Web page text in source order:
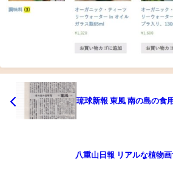
琉球新報 東風 南の島の食
八重山日報 リアルな植物画